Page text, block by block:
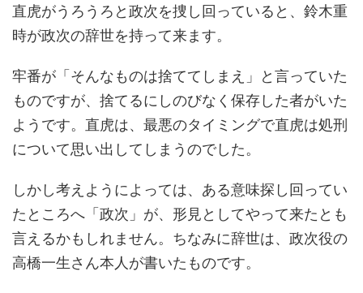
直虎がうろうろと政次を捜し回っていると、鈴木重
時が政次の辞世を持って来ます。
牢番が「そんなものは捨ててしまえ」と言っていた
ものですが、捨てるにしのびなく保存した者がいた
ようです。直虎は、最悪のタイミングで直虎は処刑
について思い出してしまうのでした。
しかし考えようによっては、ある意味探し回ってい
たところへ「政次」が、形見としてやって来たとも
言えるかもしれません。ちなみに辞世は、政次役の
高橋一生さん本人が書いたものです。